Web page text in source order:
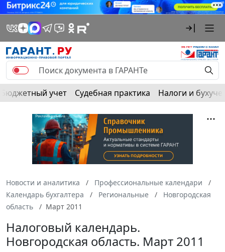
Бюджетный учет Судебная практика Налоги и
Новости и аналитика
Профессиональные календари
Календарь бухгалтера
Региональные
Новгородская
область
Март 2011
Налоговый календарь.
Новгородская область. Март 2011